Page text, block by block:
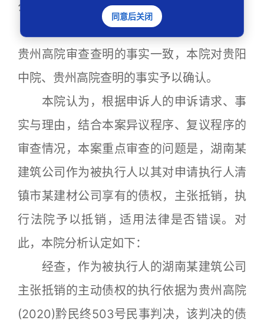
公司的债务。
本院审查查明的其他事实与贵阳中院、
贵州高院审查查明的事实一致，本院对贵阳
中院、贵州高院查明的事实予以确认。
本院认为，根据申诉人的申诉请求、事
实与理由，结合本案异议程序、复议程序的
审查情况，本案重点审查的问题是，湖南某
建筑公司作为被执行人以其对申请执行人清
镇市某建材公司享有的债权，主张抵销，执
行法院予以抵销，适用法律是否错误。对
此，本院分析认定如下：
经查，作为被执行人的湖南某建筑公司
主张抵销的主动债权的执行依据为贵州高院
(2020)黔民终503号民事判决，该判决的债
同意后关闭